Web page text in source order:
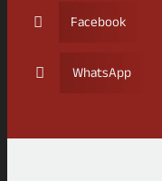
Facebook
WhatsApp